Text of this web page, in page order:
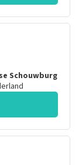
Schouwburg